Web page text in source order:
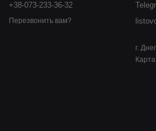
+38-073-233-36-32
Перезвонить вам?
г.